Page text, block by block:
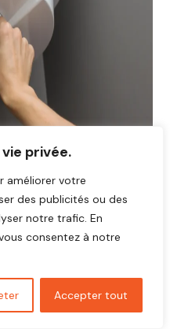
privée.
améliorer votre
des publicités ou des
notre trafic. En
consentez à notre
Accepter tout